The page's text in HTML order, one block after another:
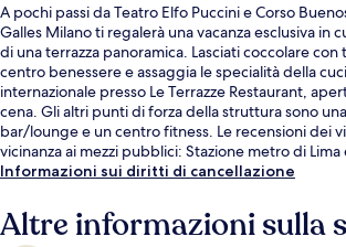
A pochi passi da Teatro Elfo Puccini e Corso
Galles Milano ti regalerà una vacanza esclusiva in
di una terrazza panoramica. Lasciati coccolare
centro benessere e assaggia le specialità della
internazionale presso Le Terrazze Restaurant,
cena. Gli altri punti di forza della struttura sono
bar/lounge e un centro fitness. Le recensioni dei
vicinanza ai mezzi pubblici: Stazione metro di
distanza e Fermata del tram di via Vitruvio si trova a
Informazioni sui diritti di cancellazione
Altre informazioni sulla